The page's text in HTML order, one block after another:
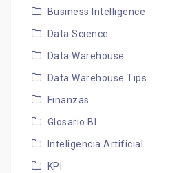
Business Intelligence
Data Science
Data Warehouse
Data Warehouse Tips
Finanzas
Glosario BI
Inteligencia Artificial
KPI